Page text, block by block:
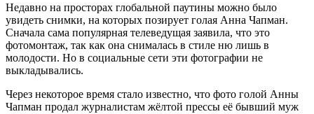
Недавно на просторах глобальной паутины можно было
увидеть снимки, на которых позирует голая Анна Чапман.
Сначала сама популярная телеведущая заявила, что это
фотомонтаж, так как она снималась в стиле ню лишь в
молодости. Но в социальные сети эти фотографии не
выкладывались.
Через некоторое время стало известно, что фото голой Анны
Чапман продал журналистам жёлтой прессы её бывший муж